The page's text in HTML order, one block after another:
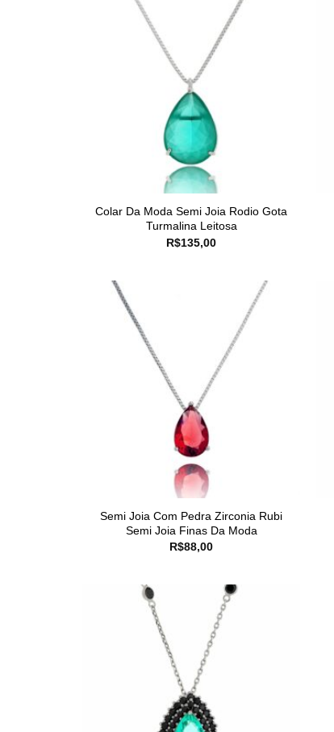
Colar Da Moda Semi Joia Rodio Gota
Turmalina Leitosa
R$135,00
Semi Joia Com Pedra Zirconia Rubi
Semi Joia Finas Da Moda
R$88,00